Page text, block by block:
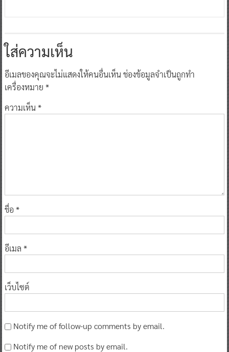
ใส่ความเห็น
อีเมลของคุณจะไม่แสดงให้คนอื่นเห็นช่องข้อมูลจำเป็นถูกทำ
เครื่องหมาย *
ความเห็น*
ชื่อ *
อีเมล *
เว็บไซต์
Notify me of follow-up comments by email.
Notify me of new posts by email.